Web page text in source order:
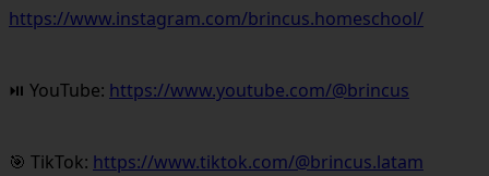
https://www.instagram.com/brincus.homeschool/
⏯ YouTube: https://www.youtube.com/@brincus
🎯 TikTok: https://www.tiktok.com/@brincus.latam